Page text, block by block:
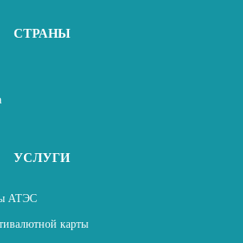
СТРАНЫ
УСЛУГИ
АТЭС
карты